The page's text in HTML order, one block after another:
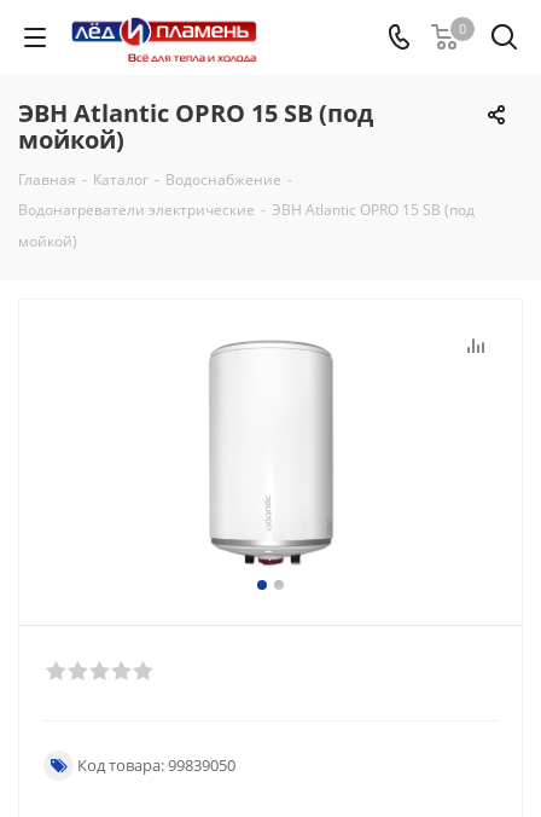
0
ЭВН Atlantic OPRO 15 SB (под
мойкой)
Главная - Каталог - Водоснабжение -
Водонагреватели электрические - ЭВН Atlantic OPRO 15 SB (под
мойкой)
Код товара: 99839050